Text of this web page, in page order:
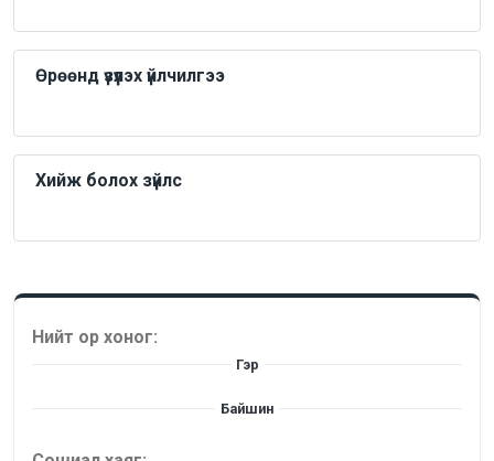
Өрөөнд үзүүлэх үйлчилгээ
Хийж болох зүйлс
Нийт ор хоног:
Гэр
Байшин